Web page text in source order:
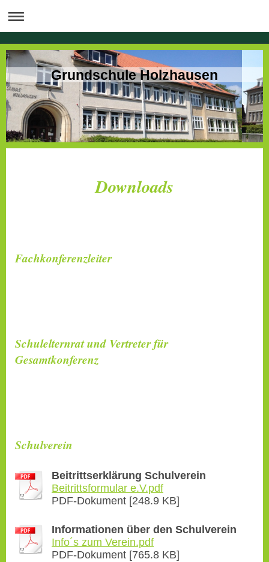
Grundschule Holzhausen
Downloads
Fachkonferenzleiter
Schulelternrat und Vertreter für
Gesamtkonferenz
Schulverein
Beitrittserklärung Schulverein
Beitrittsformular e.V.pdf
PDF-Dokument [248.9 KB]
Informationen über den Schulverein
Info´s zum Verein.pdf
PDF-Dokument [765.8 KB]